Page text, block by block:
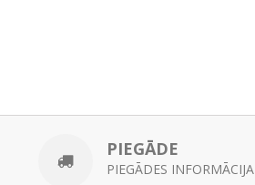
PIEGĀDE
PIEGĀDES INFORMĀCIJA